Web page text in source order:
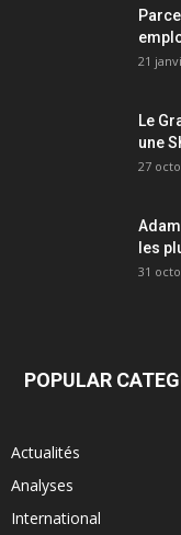
21
Le
une
27
les
31
POPULAR
Actualités
Analyses
International